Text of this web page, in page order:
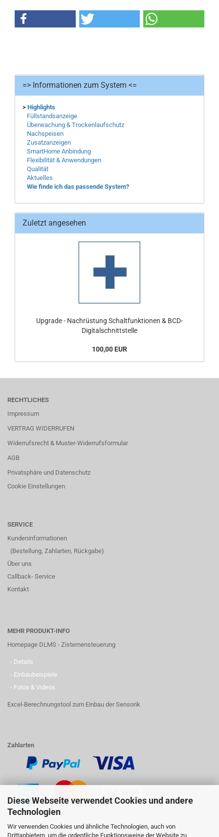
Diese Webseite verwendet Cookies und andere
Technologien
Wir verwenden Cookies und ähnliche Technologien, auch von
Drittanbietern, um die ordentliche Funktionsweise der Website zu
=> Informationen zum System <=
> Highlights
Füllstandsanzeige
Überwachung & Trockenlaufschutz
Nachspeisen
Zusatzanzeigen
SmartHome Anbindung
Flexibilität & Anwendungen
Qualität
Aktuelles
Wie finde ich das passende System?
Zuletzt angesehen
Upgrade - Nachrüstung Schaltfunktionen & BCD-
Digitalschnittstelle
100,00 EUR
RECHTLICHES
Impressum
VERTRAG WIDERRUFEN
Widerrufsrecht & Muster-Widerrufsformular
AGB
Privatsphäre und Datenschutz
Cookie Einstellungen
SERVICE
Kundeninformationen
(Bestellung, Zahlarten, Rückgabe)
Über uns
Callback- Service
Kontakt
MEHR PRODUKT-INFO
Homepage DLMS - Zisternensteuerung
- Details
- Einbaubeispiele
- Fotos & Videos
Excel-Berechnungstool zum Einbau der Sensorik
Zahlarten